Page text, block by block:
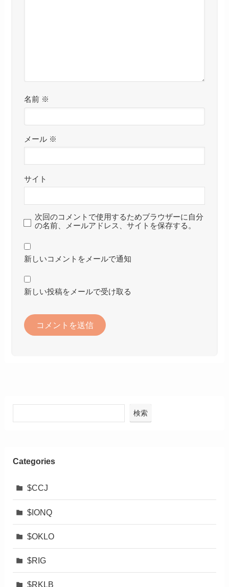
名前 ※
メール ※
サイト
次回のコメントで使用するためブラウザーに自分
の名前、メールアドレス、サイトを保存する。
新しいコメントをメールで通知
新しい投稿をメールで受け取る
検索
Categories
$CCJ
$IONQ
$OKLO
$RIG
$RKLB